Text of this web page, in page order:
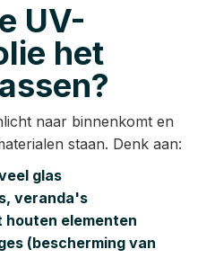
UV-
het
naar binnenkomt en
staan. Denk aan:
glas
veranda's
houten elementen
(bescherming van